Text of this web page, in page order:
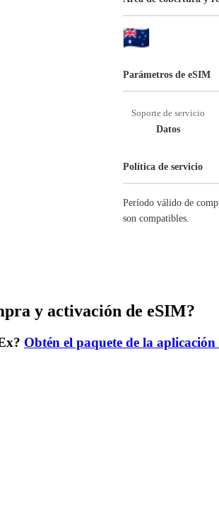
Parámetros de eSIM
Soporte de servicio
Datos
Política de servicio
Período válido de
son compatibles.
y activación de eSIM?
Obtén el paquete de la